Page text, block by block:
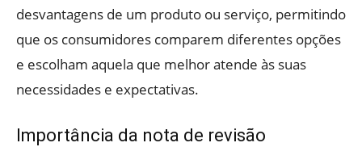
desvantagens de um produto ou serviço, permitindo
que os consumidores comparem diferentes opções
e escolham aquela que melhor atende às suas
necessidades e expectativas.
Importância da nota de revisão